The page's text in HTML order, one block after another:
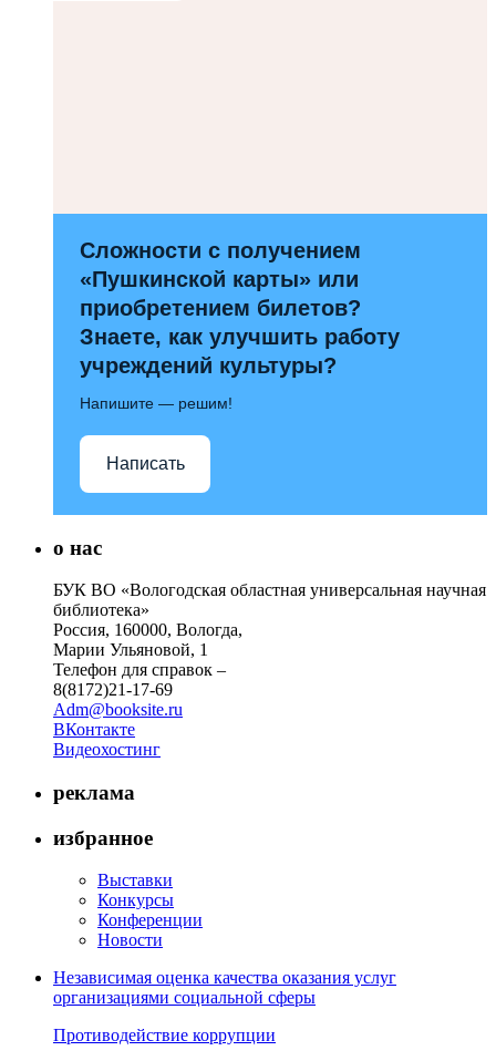
Сложности с получением
«Пушкинской карты» или
приобретением билетов?
Знаете, как улучшить работу
учреждений культуры?
Напишите — решим!
Написать
о нас
БУК ВО «Вологодская областная универсальная научная
библиотека»
Россия, 160000, Вологда,
Марии Ульяновой, 1
Телефон для справок –
8(8172)21-17-69
Adm@booksite.ru
ВКонтакте
Видеохостинг
реклама
избранное
Выставки
Конкурсы
Конференции
Новости
Независимая оценка качества оказания услуг
организациями социальной сферы
Противодействие коррупции